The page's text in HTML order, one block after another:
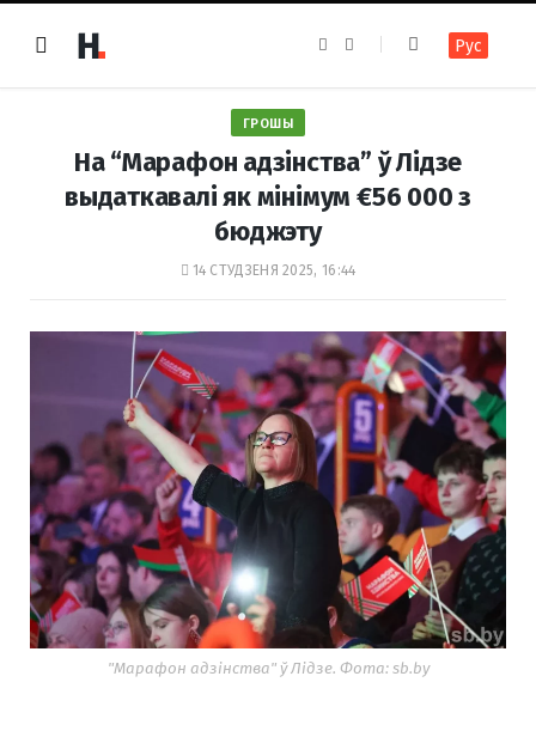
e
k
t
a
m
Рус
ГРОШЫ
На “Марафон адзінства” ў Лідзе
выдаткавалі як мінімум €56 000 з
бюджэту
14 СТУДЗЕНЯ 2025, 16:44
"Марафон адзінства" ў Лідзе. Фота: sb.by